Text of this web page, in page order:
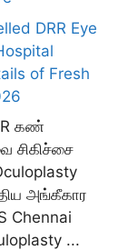
DRR Eye
of Fresh
கண்
சிகிச்சை
அங்கீகார
Chennai
...